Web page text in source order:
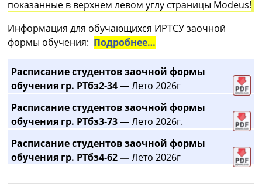
показанные в верхнем левом углу страницы Modeus!
Информация для обучающихся ИРТСУ заочной
формы обучения: Подробнее…
Расписание студентов заочной формы
обучения гр. РТбз2-34 —Лето 2026г
Расписание студентов заочной формы
обучения гр. РТбз3-73 —Лето 2026г.
Расписание студентов заочной формы
обучения гр. РТбз4-62 —Лето 2026г